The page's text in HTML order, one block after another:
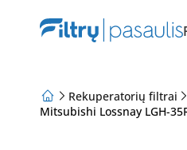
Apie mus
Rekuperatorių filtrai
Mitsubishi Lossnay LGH-